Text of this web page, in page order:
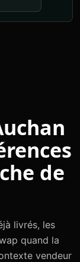
de
livrés, les
quand la
vendeur